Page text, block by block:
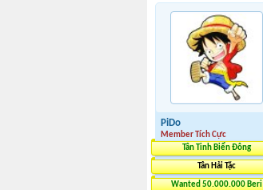
PiDo
Member Tích Cực
Tân Tinh Biển Đông
Tân Hải Tặc
Wanted 50.000.000 Beri